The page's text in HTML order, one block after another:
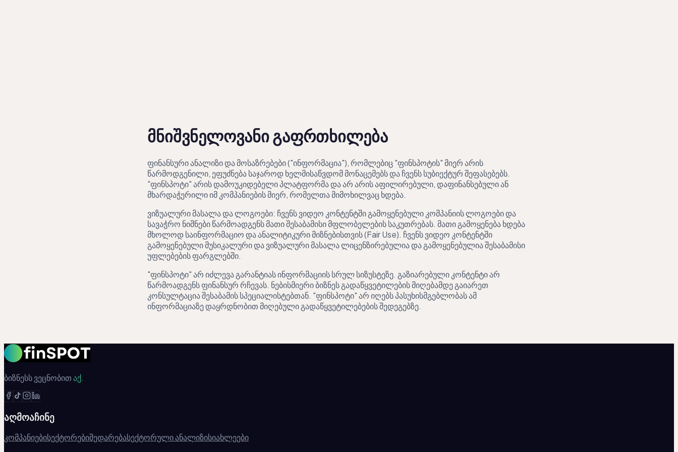
მნიშვნელოვანი გაფრთხილება
ფინანსური ანალიზი და მოსაზრებები ("ინფორმაცია"), რომლებიც "ფინსპოტის" მიერ არის
წარმოდგენილი, ეფუძნება საჯაროდ ხელმისაწვდომ მონაცემებს და ჩვენს სუბიექტურ შეფასებებს.
"ფინსპოტი" არის დამოუკიდებელი პლატფორმა და არ არის აფილირებული, დაფინანსებული ან
მხარდაჭერილი იმ კომპანიების მიერ, რომელთა მიმოხილვაც ხდება.
ვიზუალური მასალა და ლოგოები: ჩვენს ვიდეო კონტენტში გამოყენებული კომპანიის ლოგოები და
სავაჭრო ნიშნები წარმოადგენს მათი შესაბამისი მფლობელების საკუთრებას. მათი გამოყენება ხდება
მხოლოდ საინფორმაციო და ანალიტიკური მიზნებისთვის (Fair Use). ჩვენს ვიდეო კონტენტში
გამოყენებული მუსიკალური და ვიზუალური მასალა ლიცენზირებულია და გამოყენებულია შესაბამისი
უფლებების ფარგლებში.
"ფინსპოტი" არ იძლევა გარანტიას ინფორმაციის სრულ სიზუსტეზე. გაზიარებული კონტენტი არ
წარმოადგენს ფინანსურ რჩევას. ნებისმიერი ბიზნეს გადაწყვეტილების მიღებამდე გაიარეთ
კონსულტაცია შესაბამის სპეციალისტებთან. "ფინსპოტი" არ იღებს პასუხისმგებლობას ამ
ინფორმაციაზე დაყრდნობით მიღებული გადაწყვეტილებების შედეგებზე.
ბიზნესს ვეცნობითაქ.
აღმოაჩინე
კომპანიებისექტორებიშედარებასექტორული ანალიზისიახლეები